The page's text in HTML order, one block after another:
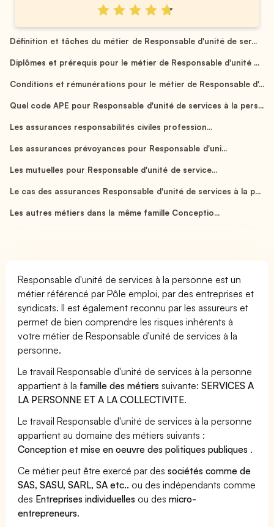
Définition et tâches du métier de Responsable d'unité de ser...
Diplômes et prérequis pour le métier de Responsable d'unité ...
Conditions et rémunérations pour le métier de Responsable d'...
Quel code APE pour Responsable d'unité de services à la pers...
Les assurances responsabilités civiles profession...
Les assurances prévoyances pour Responsable d'uni...
Les mutuelles pour Responsable d'unité de service...
Le cas des assurances Responsable d'unité de services à la p...
Les autres métiers dans la même famille Conceptio...
Responsable d'unité de services à la personne est un
métier référencé par Pôle emploi, par des entreprises et
syndicats. Il est également reconnu par les assureurs et
permet de bien comprendre les risques inhérents à
votre métier de Responsable d'unité de services à la
personne.
Le travail Responsable d'unité de services à la personne
appartient à la famille des métiers suivante:SERVICES A
LA PERSONNE ET A LA COLLECTIVITE.
Le travail Responsable d'unité de services à la personne
appartient au domaine des métiers suivants :
Conception et mise en oeuvre des politiques publiques .
Ce métier peut être exercé par dessociétés comme de
SAS, SASU, SARL, SA etc.. ou des indépendants comme
des Entreprises individuelles ou desmicro-
entrepreneurs.